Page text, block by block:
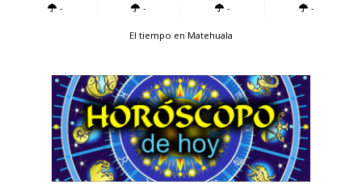
- - - -
El tiempo en Matehuala